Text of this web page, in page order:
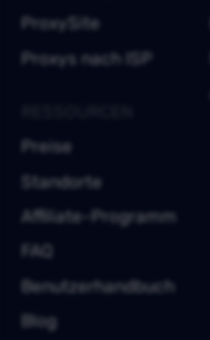
ProxySite
Proxys nach ISP
Preise
Standorte
Affiliate-Programm
FAQ
Benutzerhandbuch
Blog